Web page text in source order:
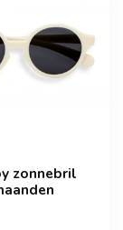
zonnebril